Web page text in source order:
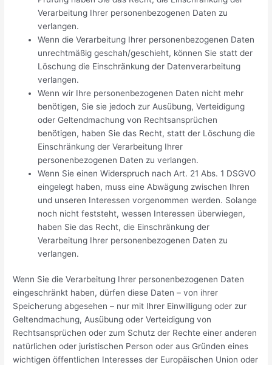
Verarbeitung Ihrer personenbezogenen Daten zu
verlangen.
Wenn die Verarbeitung Ihrer personenbezogenen Daten
unrechtmäßig geschah/geschieht, können Sie statt der
Löschung die Einschränkung der Datenverarbeitung
verlangen.
Wenn wir Ihre personenbezogenen Daten nicht mehr
benötigen, Sie sie jedoch zur Ausübung, Verteidigung
oder Geltendmachung von Rechtsansprüchen
benötigen, haben Sie das Recht, statt der Löschung die
Einschränkung der Verarbeitung Ihrer
personenbezogenen Daten zu verlangen.
Wenn Sie einen Widerspruch nach Art. 21 Abs. 1 DSGVO
eingelegt haben, muss eine Abwägung zwischen Ihren
und unseren Interessen vorgenommen werden. Solange
noch nicht feststeht, wessen Interessen überwiegen,
haben Sie das Recht, die Einschränkung der
Verarbeitung Ihrer personenbezogenen Daten zu
verlangen.
Wenn Sie die Verarbeitung Ihrer personenbezogenen Daten
eingeschränkt haben, dürfen diese Daten – von ihrer
Speicherung abgesehen – nur mit Ihrer Einwilligung oder zur
Geltendmachung, Ausübung oder Verteidigung von
Rechtsansprüchen oder zum Schutz der Rechte einer anderen
natürlichen oder juristischen Person oder aus Gründen eines
wichtigen öffentlichen Interesses der Europäischen Union oder